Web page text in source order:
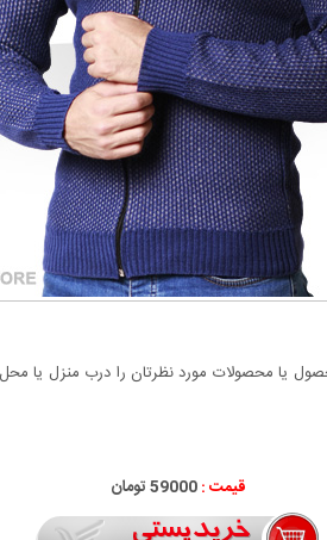
یا محصولات مورد نظرتان را درب منزل یا محل
قیمت :59000 تومان